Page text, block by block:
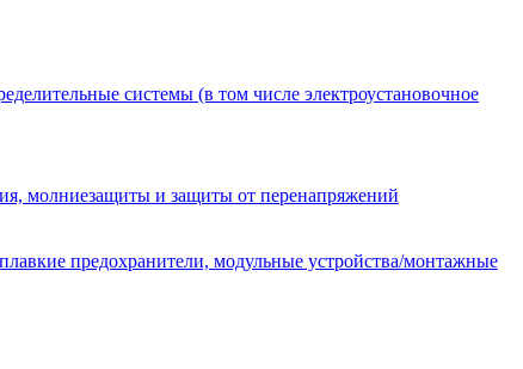
системы (в том числе электроустановочное
молниезащиты и защиты от перенапряжений
предохранители, модульные устройства/монтажные